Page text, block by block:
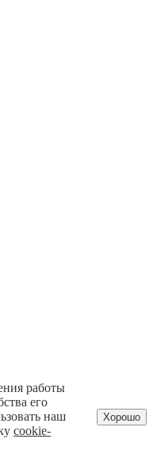
работы
его
наш
cookie-
Хорошо